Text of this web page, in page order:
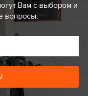
Вам с выбором и
вопросы.